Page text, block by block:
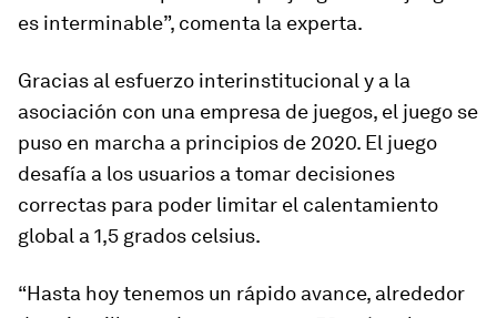
es interminable”, comenta la experta.
Gracias al esfuerzo interinstitucional y a la
asociación con una empresa de juegos, el juego se
puso en marcha a principios de 2020. El juego
desafía a los usuarios a tomar decisiones
correctas para poder limitar el calentamiento
global a 1,5 grados celsius.
“Hasta hoy tenemos un rápido avance, alrededor